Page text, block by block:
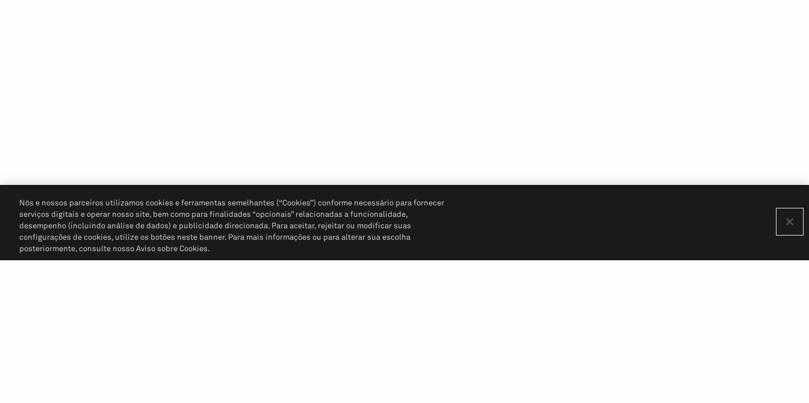
Nós e nossos parceiros utilizamos cookies e ferramentas semelhantes (“Cookies”) conforme necessário para fornecer
serviços digitais e operar nosso site, bem como para finalidades “opcionais” relacionadas a funcionalidade,
desempenho (incluindo análise de dados) e publicidade direcionada. Para aceitar, rejeitar ou modificar suas
configurações de cookies, utilize os botões neste banner. Para mais informações ou para alterar sua escolha
posteriormente, consulte nosso Aviso sobre Cookies.